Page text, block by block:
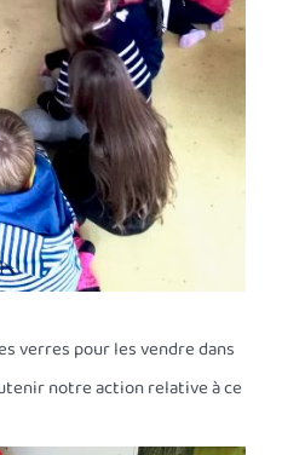
verres pour les vendre dans
notre action relative à ce